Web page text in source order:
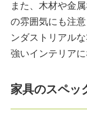
また、木材や金
の雰囲気にも注
ンダストリアル
強いインテリアに
家具のスペッ